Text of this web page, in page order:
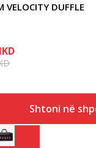
VELOCITY DUFFLE
Shtoni në